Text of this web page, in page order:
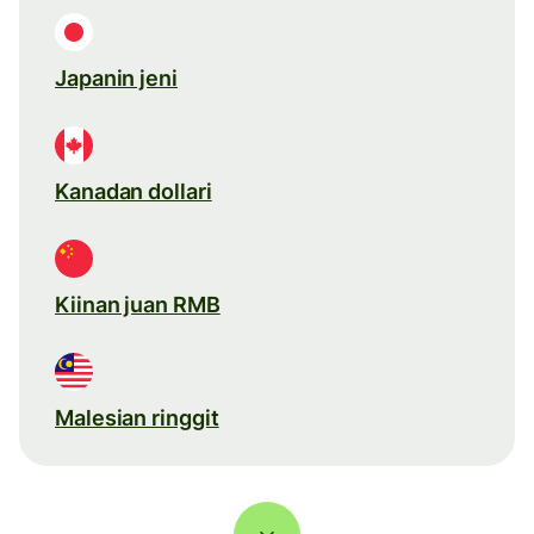
Japanin jeni
Kanadan dollari
Kiinan juan RMB
Malesian ringgit